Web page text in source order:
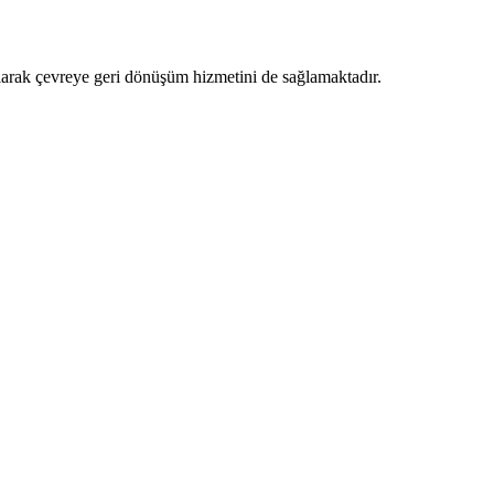
çevreye geri dönüşüm hizmetini de sağlamaktadır.